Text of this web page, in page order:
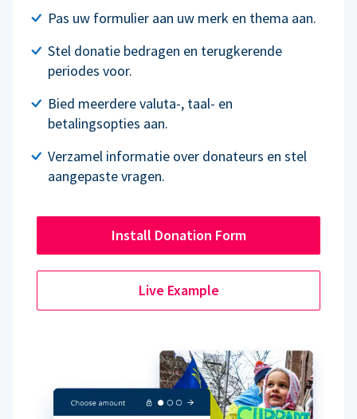
Pas uw formulier aan uw merk en thema aan.
Stel donatie bedragen en terugkerende
periodes voor.
Bied meerdere valuta-, taal- en
betalingsopties aan.
Verzamel informatie over donateurs en stel
aangepaste vragen.
Install Donation Form
Live Example